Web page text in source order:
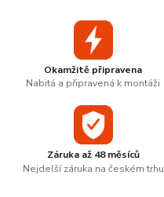
Okamžitě připravena
Nabitá a připravená k montáži
Záruka až 48 měsíců
Nejdelší záruka na českém trhu